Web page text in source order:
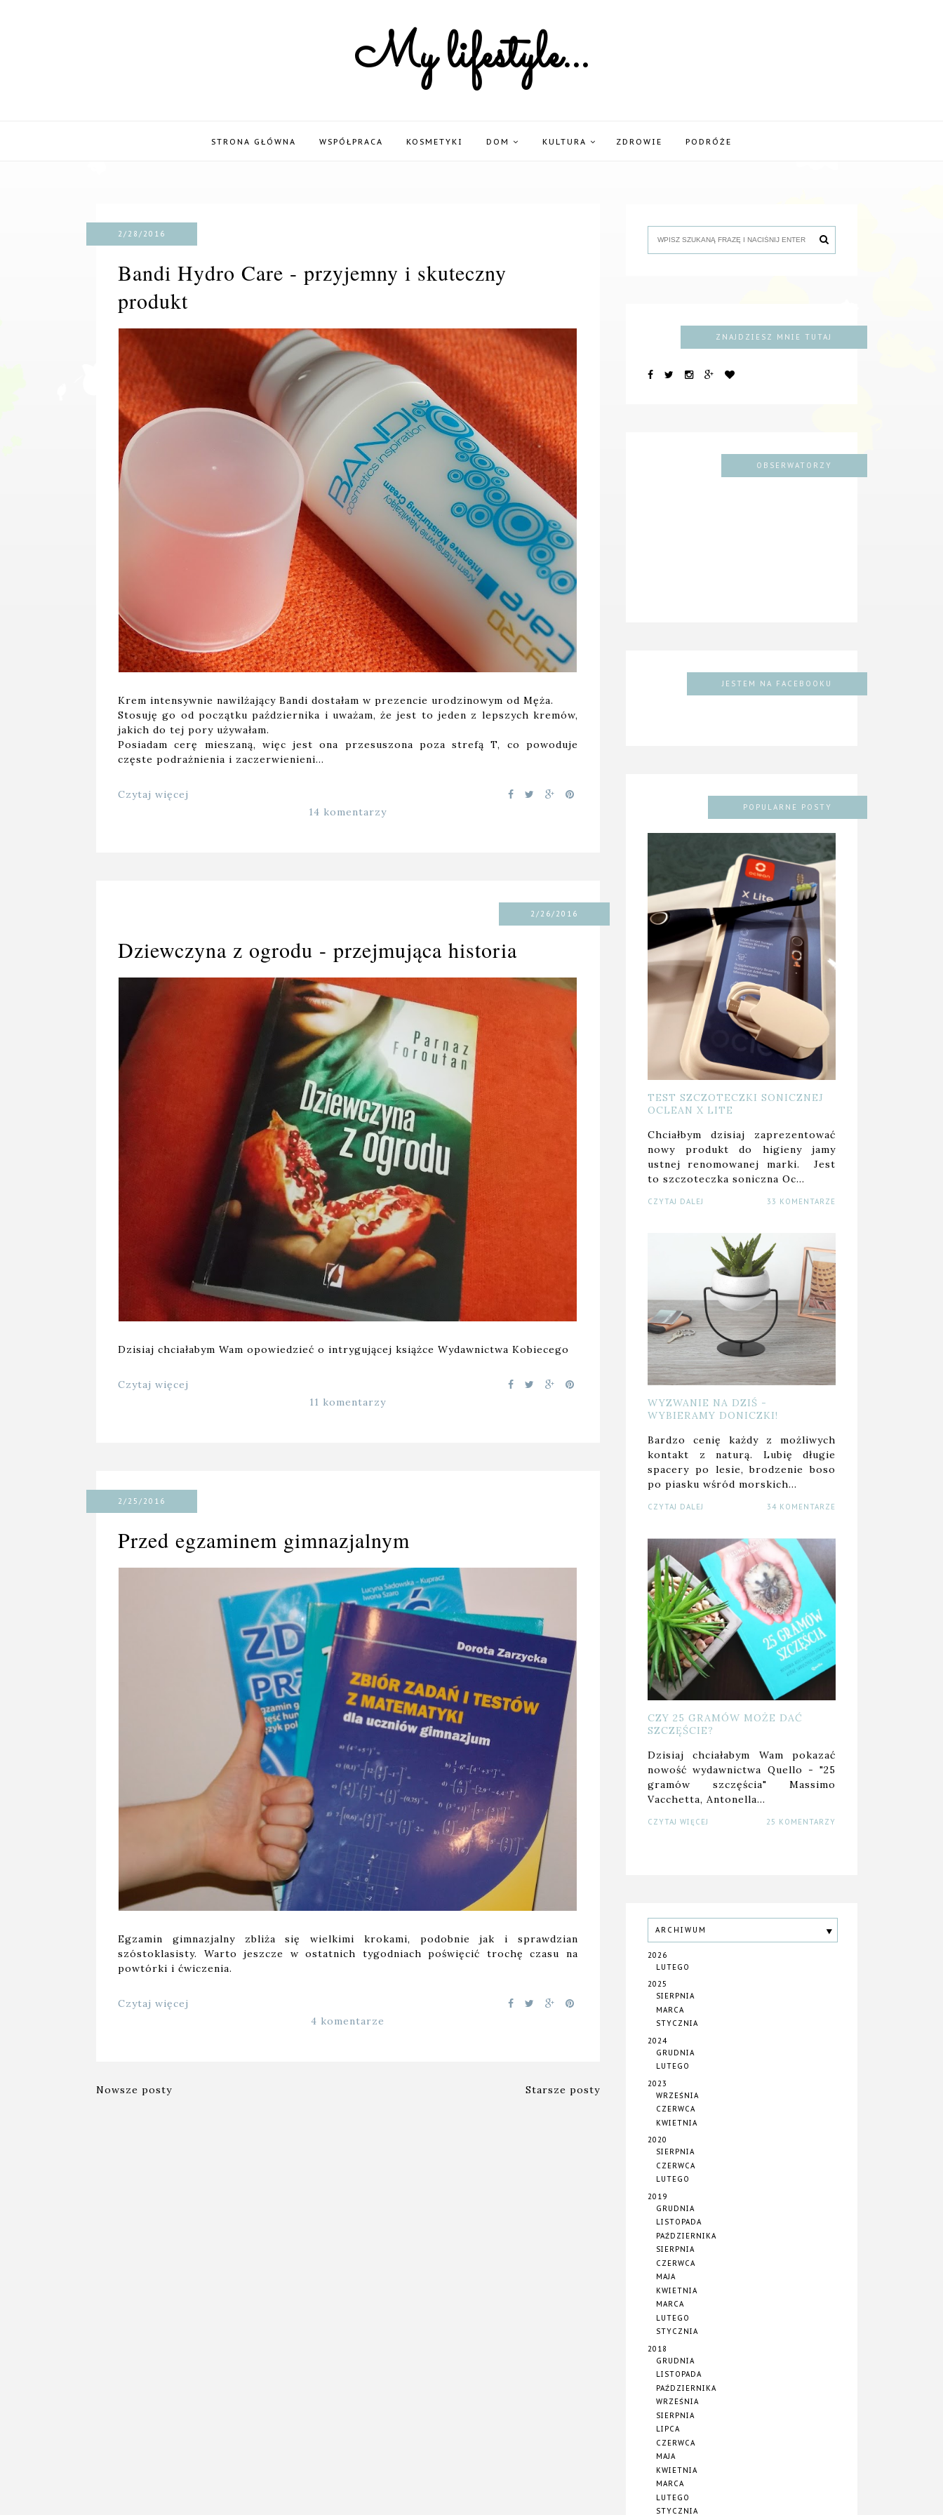
My lifestyle...
STRONA GŁÓWNA WSPÓŁPRACA KOSMETYKI DOM KULTURA ZDROWIE PODRÓŻE
2/28/2016
Bandi Hydro Care - przyjemny i skuteczny
produkt
Krem intensywnie nawilżający Bandi dostałam w prezencie urodzinowym od Męża.
Stosuję go od początku października i uważam, że jest to jeden z lepszych kremów,
jakich do tej pory używałam.
Posiadam cerę mieszaną, więc jest ona przesuszona poza strefą T, co powoduje
częste podrażnienia i zaczerwienieni…
Czytaj więcej
14 komentarzy
2/26/2016
Dziewczyna z ogrodu - przejmująca historia
Dzisiaj chciałabym Wam opowiedzieć o intrygującej książce Wydawnictwa Kobiecego
Czytaj więcej
11 komentarzy
2/25/2016
Przed egzaminem gimnazjalnym
Egzamin gimnazjalny zbliża się wielkimi krokami, podobnie jak i sprawdzian
szóstoklasisty. Warto jeszcze w ostatnich tygodniach poświęcić trochę czasu na
powtórki i ćwiczenia.
Czytaj więcej
4 komentarze
Nowsze posty Starsze posty
ZNAJDZIESZ MNIE TUTAJ
OBSERWATORZY
JESTEM NA FACEBOOKU
POPULARNE POSTY
TEST SZCZOTECZKI SONICZNEJ
OCLEAN X LITE
Chciałbym dzisiaj zaprezentować
nowy produkt do higieny jamy
ustnej renomowanej marki. Jest
to szczoteczka soniczna Oc…
CZYTAJ DALEJ 33 KOMENTARZE
WYZWANIE NA DZIŚ -
WYBIERAMY DONICZKI!
Bardzo cenię każdy z możliwych
kontakt z naturą. Lubię długie
spacery po lesie, brodzenie boso
po piasku wśród morskich…
CZYTAJ DALEJ 34 KOMENTARZE
CZY 25 GRAMÓW MOŻE DAĆ
SZCZĘŚCIE?
Dzisiaj chciałabym Wam pokazać
nowość wydawnictwa Quello - "25
gramów szczęścia" Massimo
Vacchetta, Antonella…
CZYTAJ WIĘCEJ 25 KOMENTARZY
ARCHIWUM
2026
LUTEGO
2025
SIERPNIA
MARCA
STYCZNIA
2024
GRUDNIA
LUTEGO
2023
WRZEŚNIA
CZERWCA
KWIETNIA
2020
SIERPNIA
CZERWCA
LUTEGO
2019
GRUDNIA
LISTOPADA
PAŹDZIERNIKA
SIERPNIA
CZERWCA
MAJA
KWIETNIA
MARCA
LUTEGO
STYCZNIA
2018
GRUDNIA
LISTOPADA
PAŹDZIERNIKA
WRZEŚNIA
SIERPNIA
LIPCA
CZERWCA
MAJA
KWIETNIA
MARCA
LUTEGO
STYCZNIA